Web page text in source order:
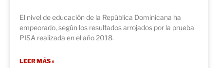
El nivel de educación de la República Dominicana ha
empeorado, según los resultados arrojados por la prueba
PISA realizada en el año 2018.
LEER MÁS »